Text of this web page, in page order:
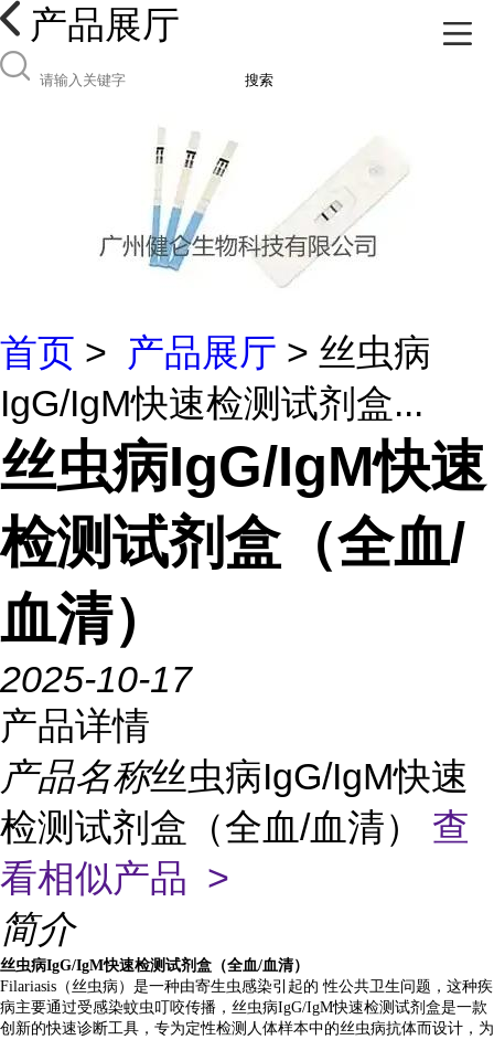
产品展厅
搜索
首页 > 产品展厅 > 丝虫病
IgG/IgM快速检测试剂盒...
丝虫病IgG/IgM快速
检测试剂盒（全血/
血清）
2025-10-17
产品详情
产品名称丝虫病IgG/IgM快速
检测试剂盒（全血/血清） 查
看相似产品 >
简介
丝虫病IgG/IgM快速检测试剂盒（全血/血清）
Filariasis（丝虫病）是一种由寄生虫感染引起的 性公共卫生问题，这种疾
病主要通过受感染蚊虫叮咬传播，丝虫病IgG/IgM快速检测试剂盒是一款
创新的快速诊断工具，专为定性检测人体样本中的丝虫病抗体而设计，为